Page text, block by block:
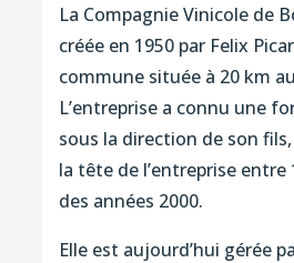
La Compagnie Vinicole de
créée en 1950 par Felix
commune située à 20 km
L’entreprise a connu une
sous la direction de son
la tête de l’entreprise entre
des années 2000.
Elle est aujourd’hui gérée